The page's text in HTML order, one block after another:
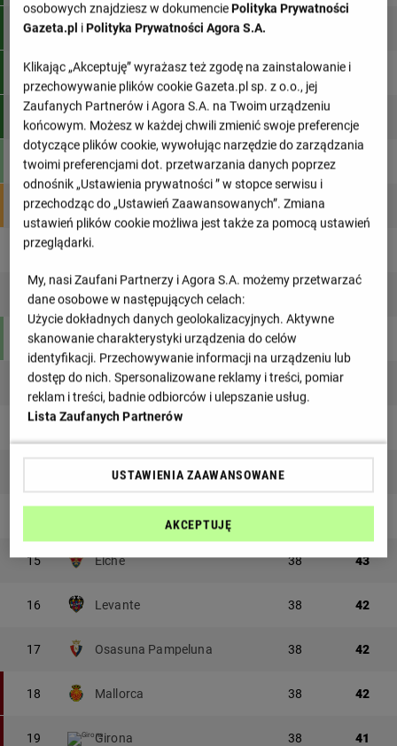
3 Villarreal
4 Atletico Madryt 38
Real Betis 38
6 Celta Vigo 38
7 Getafe 38
8
9 Valencia CF
10 Real Sociedad 38
11 Espanyol 38
Athletic Bilbao
Sevilla FC
15 Elche 38 43
16 Levante 38 42
17 Osasuna Pampeluna 38 42
18 Mallorca 38 42
19 Girona 38 41
osobowych znajdziesz w dokumenciePolityka Prywatności
Gazeta.pl iPolityka Prywatności Agora S.A.
Klikając „Akceptuję” wyrażasz też zgodę na zainstalowanie i
przechowywanie plików cookie Gazeta.pl sp. z o.o., jej
Zaufanych Partnerów i Agora S.A. na Twoim urządzeniu
końcowym. Możesz w każdej chwili zmienić swoje preferencje
dotyczące plików cookie, wywołując narzędzie do zarządzania
twoimi preferencjami dot. przetwarzania danych poprzez
odnośnik „Ustawienia prywatności ” w stopce serwisu i
przechodząc do „Ustawień Zaawansowanych”. Zmiana
ustawień plików cookie możliwa jest także za pomocą ustawień
przeglądarki.
My, nasi Zaufani Partnerzy i Agora S.A. możemy przetwarzać
dane osobowe w następujących celach:
Użycie dokładnych danych geolokalizacyjnych. Aktywne
skanowanie charakterystyki urządzenia do celów
identyfikacji. Przechowywanie informacji na urządzeniu lub
dostęp do nich. Spersonalizowane reklamy i treści, pomiar
reklam i treści, badnie odbiorców i ulepszanie usług.
Lista Zaufanych Partnerów
USTAWIENIA ZAAWANSOWANE
AKCEPTUJĘ